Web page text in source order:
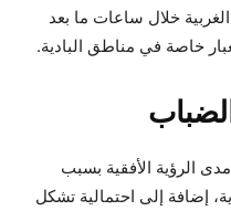
خلال ساعات ما بعد
خاصة في مناطق البادية.
الرؤية الأفقية بسبب
إضافة إلى احتمالية تشكل